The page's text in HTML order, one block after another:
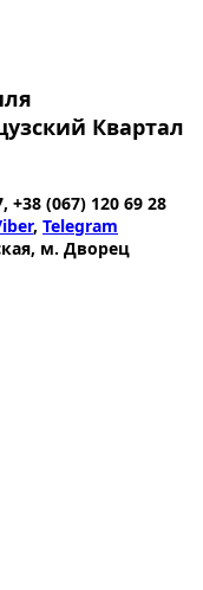
Квартал
+38 (067) 120 69 28
, Telegram
м. Дворец